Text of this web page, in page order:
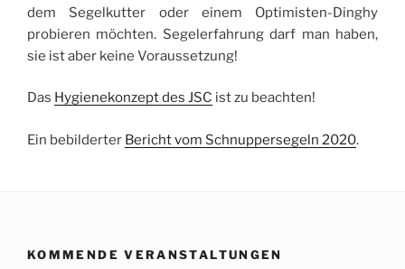
dem Segelkutter oder einem Optimisten-Dinghy
probieren möchten. Segelerfahrung darf man haben,
sie ist aber keine Voraussetzung!
Das Hygienekonzept des JSC ist zu beachten!
Ein bebilderter Bericht vom Schnuppersegeln 2020.
KOMMENDE VERANSTALTUNGEN